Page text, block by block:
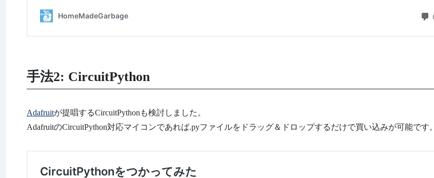
手法2: CircuitPython
Adafruitが提唱するCircuitPythonも検討しました。
AdafruitのCircuitPython対応マイコンであれば.pyファイルをドラッグ＆ドロップするだけで買い込みが可能です。